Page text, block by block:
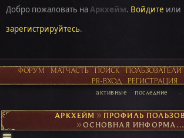
Добро пожаловать наАркхейм. Войдите или
зарегистрируйтесь.
ФОРУМ МАТЧАСТЬ ПОИСК ПОЛЬЗОВАТЕЛИ
PR-ВХОД
РЕГИСТРАЦИЯ
активные последние
АРКХЕЙМ►
► ОСНОВНАЯ ИНФОРМАЦИЯ